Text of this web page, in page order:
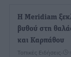
Η Meridiam
βυθού στη
και Καρπάθου
Τοπικές Ειδήσεις